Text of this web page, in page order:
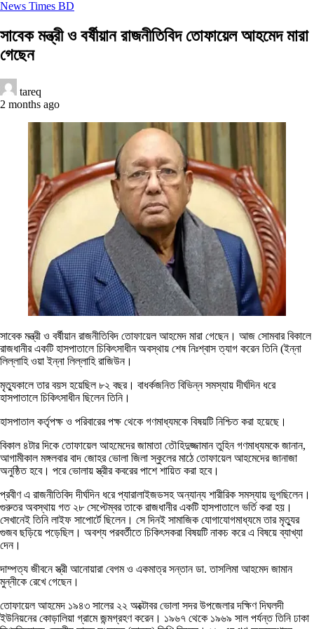
News Times BD
সাবেক মন্ত্রী ও বর্ষীয়ান রাজনীতিবিদ তোফায়েল আহমেদ মারা
গেছেন
tareq
2 months ago
সাবেক মন্ত্রী ও বর্ষীয়ান রাজনীতিবিদ তোফায়েল আহমেদ মারা গেছেন। আজ সোমবার বিকালে
রাজধানীর একটি হাসপাতালে চিকিৎসাধীন অবস্থায় শেষ নিঃশ্বাস ত্যাগ করেন তিনি (ইন্না
লিল্লাহি ওয়া ইন্না লিল্লাহি রাজিউন।
মৃত্যুকালে তার বয়স হয়েছিল ৮২ বছর। বাধর্কজনিত বিভিন্ন সমস্যায় দীর্ঘদিন ধরে
হাসপাতালে চিকিৎসাধীন ছিলেন তিনি।
হাসপাতাল কর্তৃপক্ষ ও পরিবারের পক্ষ থেকে গণমাধ্যমকে বিষয়টি নিশ্চিত করা হয়েছে।
বিকাল ৪টার দিকে তোফায়েল আহমেদের জামাতা তৌহিদুজ্জামান তুহিন গণমাধ্যমকে জানান,
আগামীকাল মঙ্গলবার বাদ জোহর ভোলা জিলা স্কুলের মাঠে তোফায়েল আহমেদের জানাজা
অনুষ্ঠিত হবে। পরে ভোলায় স্ত্রীর কবরের পাশে শায়িত করা হবে।
প্রবীণ এ রাজনীতিবিদ দীর্ঘদিন ধরে প্যারালাইজডসহ অন্যান্য শারীরিক সমস্যায় ভুগছিলেন।
গুরুতর অবস্থায় গত ২৮ সেপ্টেম্বর তাকে রাজধানীর একটি হাসপাতালে ভর্তি করা হয়।
সেখানেই তিনি লাইফ সাপোর্টে ছিলেন। সে দিনই সামাজিক যোগাযোগমাধ্যমে তার মৃত্যুর
গুজব ছড়িয়ে পড়েছিল। অবশ্য পরবর্তীতে চিকিৎসকরা বিষয়টি নাকচ করে এ বিষয়ে ব্যাখ্যা
দেন।
দাম্পত্য জীবনে স্ত্রী আনোয়ারা বেগম ও একমাত্র সন্তান ডা. তাসলিমা আহমেদ জামান
মুন্নীকে রেখে গেছেন।
তোফায়েল আহমেদ ১৯৪৩ সালের ২২ অক্টোবর ভোলা সদর উপজেলার দক্ষিণ দিঘলদী
ইউনিয়নের কোড়ালিয়া গ্রামে জন্মগ্রহণ করেন। ১৯৬৭ থেকে ১৯৬৯ সাল পর্যন্ত তিনি ঢাকা